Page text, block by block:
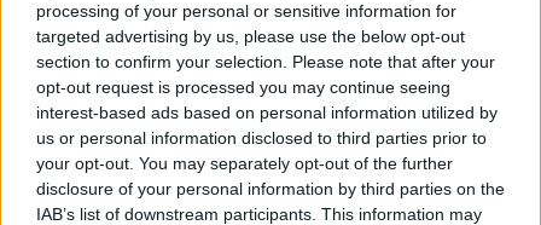
processing of your personal or sensitive information for
targeted advertising by us, please use the below opt-out
section to confirm your selection. Please note that after your
opt-out request is processed you may continue seeing
interest-based ads based on personal information utilized by
us or personal information disclosed to third parties prior to
your opt-out. You may separately opt-out of the further
disclosure of your personal information by third parties on the
IAB’s list of downstream participants. This information may
Žiūrimiausi įrašai
Vaizdai iš tragiškos avarijos Vilniaus r.: dviejų moterų ir
vaiko gyvybių išgelbėti nepavyko